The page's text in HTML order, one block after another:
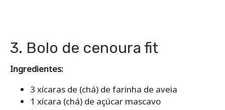
3. Bolo de cenoura fit
Ingredientes:
3 xícaras de (chá) de farinha de aveia
1 xícara (chá) de açúcar mascavo